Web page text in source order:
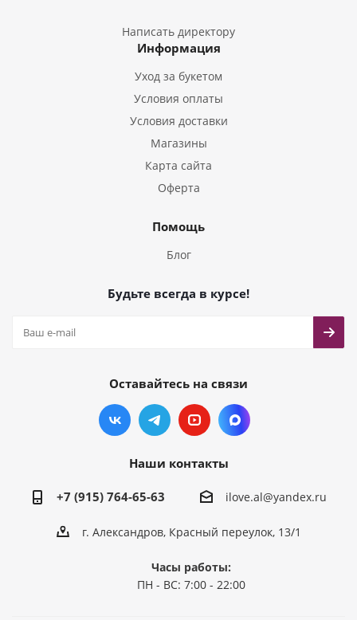
Букеты из Гладиолусов
Букеты из Тюльпанов
Написать директору
Информация
Уход за букетом
Условия оплаты
Условия доставки
Магазины
Карта сайта
Оферта
Помощь
Блог
Будьте всегда в курсе!
Оставайтесь на связи
Наши контакты
+7 (915) 764-65-63 ilove.al@yandex.ru
г. Александров, Красный переулок, 13/1
Часы работы:
ПН - ВС: 7:00 - 22:00